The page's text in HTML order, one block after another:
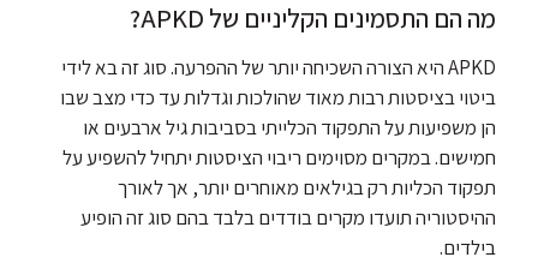
מה הם התסמינים הקליניים של APKD?
APKD היא הצורה השכיחה יותר של ההפרעה. סוג זה בא לידי
ביטוי בציסטות רבות מאוד שהולכות וגדלות עד כדי מצב שבו
הן משפיעות על התפקוד הכלייתי בסביבות גיל ארבעים או
חמישים. במקרים מסוימים ריבוי הציסטות יתחיל להשפיע על
תפקוד הכליות רק בגילאים מאוחרים יותר, אך לאורך
ההיסטוריה תועדו מקרים בודדים בלבד בהם סוג זה הופיע
בילדים.